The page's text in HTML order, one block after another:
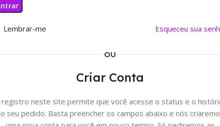
Esqueceu sua
Lembrar-me
OU
Criar Conta
neste site permite que você acesse o status e o
seu pedido. Basta preencher os campos abaixo e nós